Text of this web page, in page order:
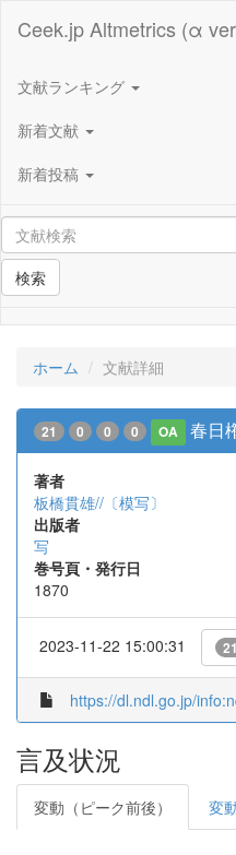
Ceek.jp Altmetrics (α
文献ランキング
新着文献
新着投稿
検索
ホーム 文献詳細
21 0 0 0 OA 春日
著者
板橋貫雄//〔模写〕
出版者
写
巻号頁・発行日
1870
2023-11-22 15:00:31
https://dl.ndl.go.jp/
言及状況
変動（ピーク前後） 変